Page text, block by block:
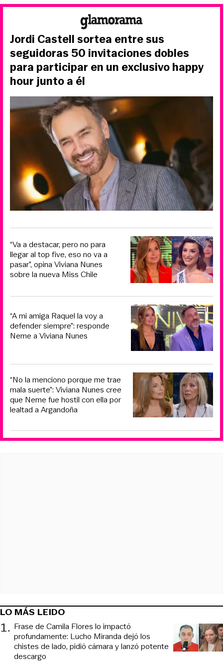
Jordi Castell sortea entre sus
seguidoras 50 invitaciones dobles
para participar en un exclusivo happy
hour junto a él
“Va a destacar, pero no para
llegar al top five, eso no va a
pasar”, opina Viviana Nunes
sobre la nueva Miss Chile
“A mi amiga Raquel la voy a
defender siempre”: responde
Neme a Viviana Nunes
“No la menciono porque me trae
mala suerte”: Viviana Nunes cree
que Neme fue hostil con ella por
lealtad a Argandoña
LO MÁS LEIDO
1. Frase de Camila Flores lo impactó
profundamente: Lucho Miranda dejó los
chistes de lado, pidió cámara y lanzó potente
descargo